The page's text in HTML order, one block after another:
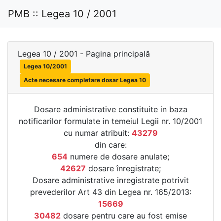
PMB :: Legea 10 / 2001
Legea 10 / 2001 - Pagina principală
Legea 10/2001
Acte necesare completare dosar Legea 10
Dosare administrative constituite in baza
notificarilor formulate in temeiul Legii nr. 10/2001
cu numar atribuit: 43279
din care:
654 numere de dosare anulate;
42627 dosare înregistrate;
Dosare administrative inregistrate potrivit
prevederilor Art 43 din Legea nr. 165/2013:
15669
30482 dosare pentru care au fost emise